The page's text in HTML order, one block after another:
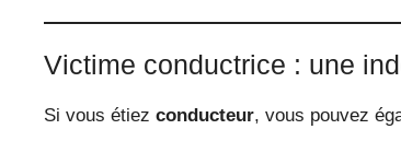
Victime conductrice : une
Si vous étiez conducteur, vous pouvez